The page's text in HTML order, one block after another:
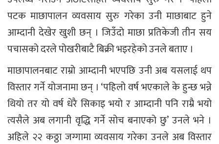
पटक माछापालन व्यवसाय सुरु गरेका उनी माछाबाट हुने
आम्दानी देखेर खुशी छन् । जिउँदो माछा प्रतिकेजी तीन सय
पचासको दरले पोखरीबाटै बिक्री भइरहेको उनले बताए ।
माछापालनबाट राम्रो आम्दानी भएपछि उनी अब यसलाई थप
विस्तार गर्ने योजनामा छन् । ‘पहिलो वर्ष भएकाले के हुन्छ भन्ने
थियो तर यो वर्ष धेरै सिकाइ भयो र आम्दानी पनि राम्रै भयो
त्यसैले अब लगानी वृद्धि गर्ने सोच बनाएको छु’ उनले भने ।
अहिले २२ कठ्ठा जग्गामा व्यवसाय गरेका उनले अब विस्तार